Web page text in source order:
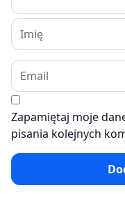
Zapamiętaj moje
pisania kolejnych